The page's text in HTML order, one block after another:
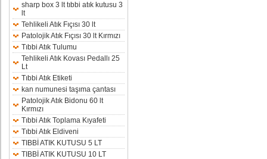
sharp box 3 lt tıbbi atık kutusu 3
lt
Tehlikeli Atık Fıçısı 30 lt
Patolojik Atık Fıçısı 30 lt Kırmızı
Tıbbi Atık Tulumu
Tehlikeli Atık Kovası Pedallı 25
Lt
Tıbbi Atık Etiketi
kan numunesi taşıma çantası
Patolojik Atık Bidonu 60 lt
Kırmızı
Tıbbi Atık Toplama Kıyafeti
Tıbbi Atık Eldiveni
TIBBİ ATIK KUTUSU 5 LT
TIBBİ ATIK KUTUSU 10 LT